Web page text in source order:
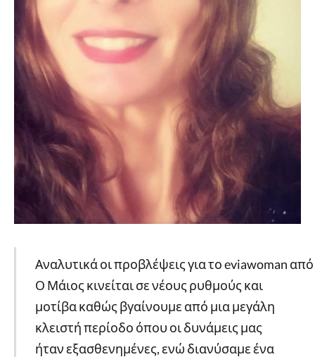
Αναλυτικά οι προβλέψεις για το eviawoman
Ο Μάιος κινείται σε νέους ρυθμούς και
μοτίβα καθώς βγαίνουμε από μια μεγάλη
κλειστή περίοδο όπου οι δυνάμεις μας
ήταν εξασθενημένες, ενώ διανύσαμε ένα